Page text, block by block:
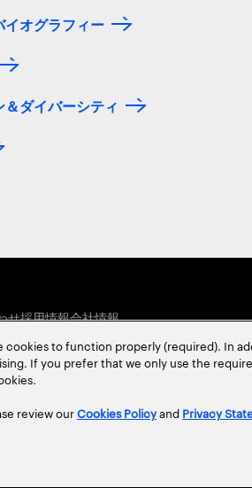
イオグラフィー
ダイバーシティ
せ採用情報会社情報
セキュリティ基本方針個人情報保護に関する基本方針
cookies to function properly (required). In
If you prefer that we only use the
review ourCookies Policyand Privacy